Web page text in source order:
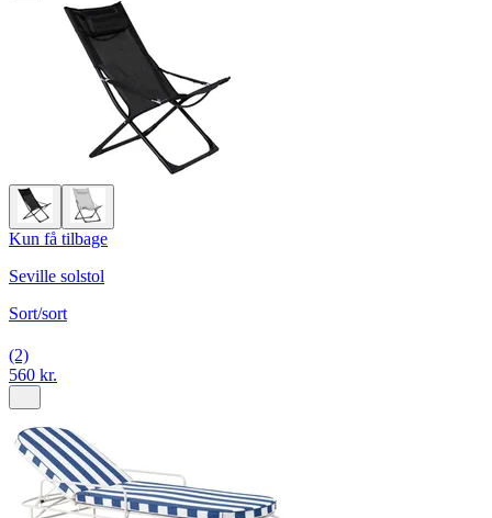
Kun få tilbage
Seville solstol
Sort/sort
(2)
560 kr.